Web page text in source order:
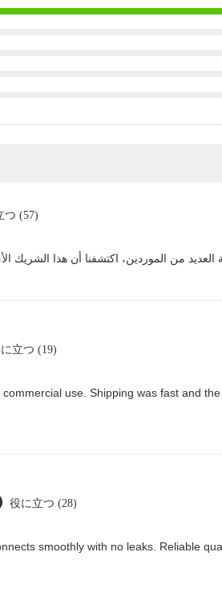
つ (57)
立つ (19)
use. Shipping was fast and
役に立つ (28)
smoothly with no leaks. Reliable